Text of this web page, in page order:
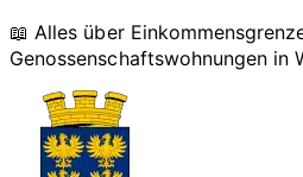
📖 Alles über
Genossenschaftswohnungen in